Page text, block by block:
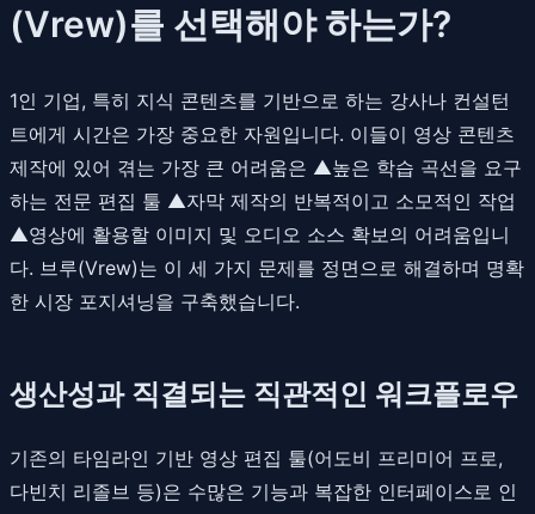
(Vrew)를 선택해야 하는가?
1인 기업, 특히 지식 콘텐츠를 기반으로 하는 강사나 컨설턴
트에게 시간은 가장 중요한 자원입니다. 이들이 영상 콘텐츠
제작에 있어 겪는 가장 큰 어려움은 ▲높은 학습 곡선을 요구
하는 전문 편집 툴 ▲자막 제작의 반복적이고 소모적인 작업
▲영상에 활용할 이미지 및 오디오 소스 확보의 어려움입니
다. 브루(Vrew)는 이 세 가지 문제를 정면으로 해결하며 명확
한 시장 포지셔닝을 구축했습니다.
생산성과 직결되는 직관적인 워크플로우
기존의 타임라인 기반 영상 편집 툴(어도비 프리미어 프로,
다빈치 리졸브 등)은 수많은 기능과 복잡한 인터페이스로 인